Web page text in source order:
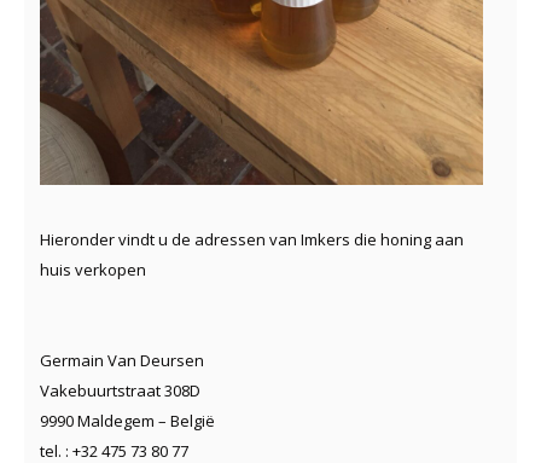
Hieronder vindt u de adressen van Imkers die honing aan
huis verkopen
Germain Van Deursen
Vakebuurtstraat 308D
9990 Maldegem – België
tel. : +32 475 73 80 77